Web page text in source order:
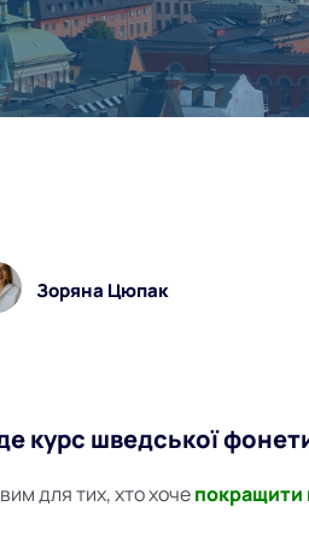
Зоряна Цюпак
курс шведської
для тих, хто хочепокращити